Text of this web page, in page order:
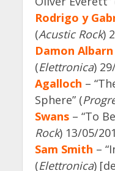
Rodrigo y
(Acustic Rock)
Damon Albarn
(Elettronica)
Agalloch –
Sphere” (
Swans– “To
Rock) 13/05/
Sam Smith –
(Elettronica)